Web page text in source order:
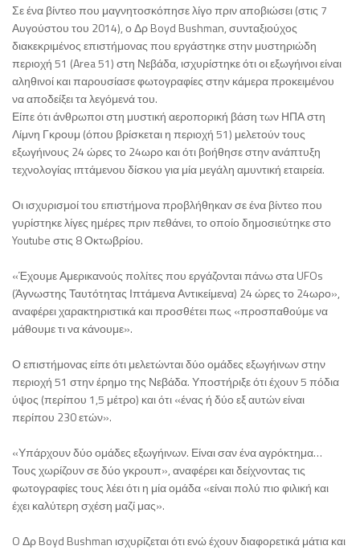
Σε ένα βίντεο που μαγνητοσκόπησε λίγο πριν αποβιώσει (στις 7
Αυγούστου του 2014), ο Δρ Boyd Bushman, συνταξιούχος
διακεκριμένος επιστήμονας που εργάστηκε στην μυστηριώδη
περιοχή 51 (Area 51) στη Νεβάδα, ισχυρίστηκε ότι οι εξωγήινοι είναι
αληθινοί και παρουσίασε φωτογραφίες στην κάμερα προκειμένου
να αποδείξει τα λεγόμενά του.
Είπε ότι άνθρωποι στη μυστική αεροπορική βάση των ΗΠΑ στη
Λίμνη Γκρουμ (όπου βρίσκεται η περιοχή 51) μελετούν τους
εξωγήινους 24 ώρες το 24ωρο και ότι βοήθησε στην ανάπτυξη
τεχνολογίας ιπτάμενου δίσκου για μία μεγάλη αμυντική εταιρεία.
Οι ισχυρισμοί του επιστήμονα προβλήθηκαν σε ένα βίντεο που
γυρίστηκε λίγες ημέρες πριν πεθάνει, το οποίο δημοσιεύτηκε στο
Youtube στις 8 Οκτωβρίου.
«Έχουμε Αμερικανούς πολίτες που εργάζονται πάνω στα UFOs
(Άγνωστης Ταυτότητας Ιπτάμενα Αντικείμενα) 24 ώρες το 24ωρο»,
αναφέρει χαρακτηριστικά και προσθέτει πως «προσπαθούμε να
μάθουμε τι να κάνουμε».
Ο επιστήμονας είπε ότι μελετώνται δύο ομάδες εξωγήινων στην
περιοχή 51 στην έρημο της Νεβάδα. Υποστήριξε ότι έχουν 5 πόδια
ύψος (περίπου 1,5 μέτρο) και ότι «ένας ή δύο εξ αυτών είναι
περίπου 230 ετών».
«Υπάρχουν δύο ομάδες εξωγήινων. Είναι σαν ένα αγρόκτημα…
Τους χωρίζουν σε δύο γκρουπ», αναφέρει και δείχνοντας τις
φωτογραφίες τους λέει ότι η μία ομάδα «είναι πολύ πιο φιλική και
έχει καλύτερη σχέση μαζί μας».
O Δρ Boyd Bushman ισχυρίζεται ότι ενώ έχουν διαφορετικά μάτια και